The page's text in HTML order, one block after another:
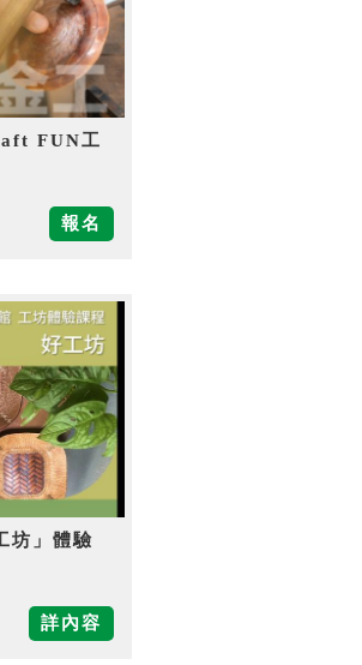
FUN工
報名
坊」體驗
詳內容